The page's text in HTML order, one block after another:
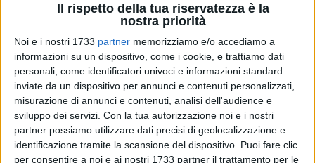
Il rispetto della tua riservatezza è la
nostra priorità
Noi e i nostri 1733 partner memorizziamo e/o accediamo a
informazioni su un dispositivo, come i cookie, e trattiamo dati
personali, come identificatori univoci e informazioni standard
inviate da un dispositivo per annunci e contenuti personalizzati,
misurazione di annunci e contenuti, analisi dell'audience e
sviluppo dei servizi. Con la tua autorizzazione noi e i nostri
partner possiamo utilizzare dati precisi di geolocalizzazione e
identificazione tramite la scansione del dispositivo. Puoi fare clic
per consentire a noi e ai nostri 1733 partner il trattamento per le
A cura di
SERENA DE MUSSO
Un momento di meditazione spirituale a contatto con la